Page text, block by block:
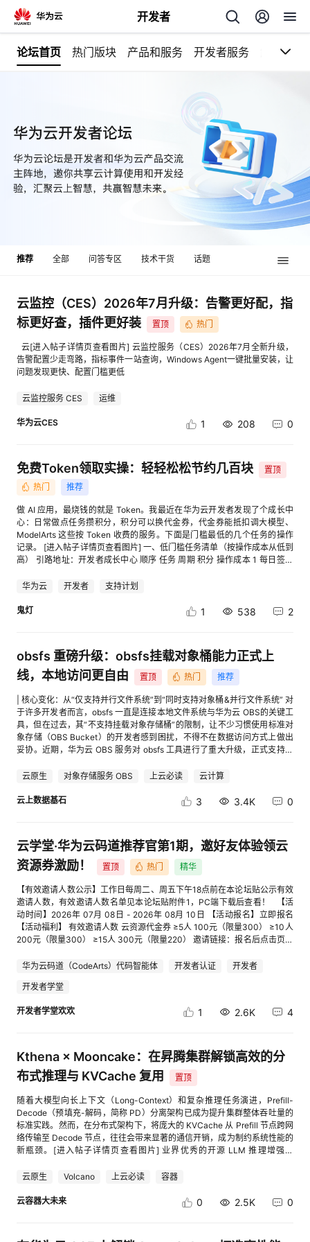
开发者
返
回
个
开
发
我
的
客
我
论
的
子
我
直
的
我
的
发
者
学
堂
我
的
课
程
我
的
认
证
我
的
实
验
我
的
收
藏
我
Programs
的
支
持
我
的
技
术
支
持
我
的
云
声
建
议
论坛首页 热门版块 产品和服务 开发者服务 解决方案
推荐 全部 问答专区 技术干货 话题
云监控（CES）2026年7月升级：告警更好配，指
标更好查，插件更好装
置顶 热门
云[进入帖子详情页查看图片] 云监控服务（CES）2026年7月全新升级，
告警配置少走弯路，指标事件一站查询，Windows Agent一键批量安装，让
问题发现更快、配置门槛更低
云监控服务 CES 运维
华为云CES 1 208 0
免费Token领取实操：轻轻松松节约几百块
置顶
热门
推荐
做 AI 应用，最烧钱的就是 Token。我最近在华为云开发者发现了个成长中
心：日常做点任务攒积分，积分可以换代金券，代金券能抵扣调大模型、
ModelArts 这些按 Token 收费的服务。下面是门槛最低的几个任务的操作
记录。 [进入帖子详情页查看图片] 一、低门槛任务清单（按操作成本从低到
高） 引路地址：开发者成长中心 顺序 任务 周期 积分 操作成本 1 每日签到
金券必要条件 3 首次开通华为云码道 CodeArts 一次性 +50 低，点开通 4
写篇博客 6 参加开发者活动 每周 +10 低，报名 7 体验开发者空间 每周 +20
长中心 STEP 1 实名认证 +50 点击 去完成 根据页面要求完成实名认证 [进入
帖子详情页查看图片] STEP 2 连续签到，每天签到 +10 成长中心右上角 签
到 [进入帖子详情页查看图片] STEP 3 首次开通码道，用智能问答对话一下
+80 首次开通，点击 去完成 [进入帖子详情页查看图片] 开通后 打开码道 右
下角对话框进行对话 [进入帖子详情页查看图片] STEP 4 发一篇博客 +60 点
击 写博客 发表 STEP 5 报名一个开发者活动 +10、开发者空间来个丝滑小
连招+100 开发者活动：选个感兴趣的活动 报个名 开发者空间小连招：①
进入页面 ② 创建云开发环境 ③ 点 开机 [进入帖子详情页查看图片] [进入
帖子详情页查看图片] STEP 6 攒够分，换代金券 去成长中心页面下方 进行
接发到 账号 里 根据自己的需要抵扣调用大模型的费用账单，或者买Token
面几个任务做一遍立马能兑20元 连续完成8天：能兑100元 按月做完，可薅
华为云 开发者 支持计划
鬼灯 1 538 2
obsfs 重磅升级：obsfs挂载对象桶能力正式上
线，本地访问更自由
置顶 热门 推荐
| 核心变化：从“仅支持并行文件系统”到“同时支持对象桶&并行文件系统” 对
于许多开发者而言，obsfs 一直是连接本地文件系统与华为云 OBS的关键工
具，但在过去，其“不支持挂载对象存储桶”的限制，让不少习惯使用标准对
象存储（OBS Bucket）的开发者感到困扰，不得不在数据访问方式上做出
妥协。近期，华为云 OBS 服务对 obsfs 工具进行了重大升级，正式支持将
像访问本地目录一样，直接操作对象存储桶中的海量数据，为 AI 训练、大
盖更广的使用场景：你可以直接对项目中已有的、正在使用的对象桶进行操
象存储。 | obsfs 对象桶挂载：能解决什么问题？ 简单来说，obsfs 是一款
基于 FUSE 的文件系统工具，它的核心价值在于零代码改造。无论是日志收
集脚本、数据处理任务，还是传统的 Web 应用，都无需修改任何文件读写
逻辑，就能将数据持久化到 OBS。 新能力带来的典型适用场景包括： 日
志、归档数据的自动上传：将本地日志目录挂载为 OBS 桶，新产生的日志
文件自动进入云存储。 数据分析与处理的输入输出：在 Spark、Hadoop 等
计算任务中，直接将 OBS 作为数据源和结果存储池。 遗留系统的存储云
化：对于难以改造的老旧应用，通过挂载方式无缝将数据迁移至 OBS。 不
过需要了解的是，由于对象桶本身的对象语义限制（不支持追加写、随机
象覆盖旧对象”的适配行为。因此，它更适用于顺序读写的场景，而非高并
快速体验这个新能力？以下是将一个 OBS 对象桶挂载到本地的具体操作步
考官网： 方式一：下载并安装obsfs 方式二：通过编译生成obsfs 2. 初始化
式： ./obsfs obs桶名 本地挂载目录 -o url=区域终端节点地址 -o
passwd_file=密钥文件路径 -o bucket_type=object -o multipart_size=128
-o 其他挂载参数 假设你有一个名为 my-obs-bucket 的 OBS 对象桶，想挂
载到本地 /mnt/obs 目录。执行以下命令即可： ./obsfs my-obs-bucket
/mnt/obs -o url=obs.cn-south-1.myhuaweicloud.com -o
passwd_file=/etc/passwd-obsfs -o bucket_type=object 注意这里的关键
变化：-o bucket_type=object 参数，用于显式声明挂载的是对象桶。这是
使用新能力时必须指定的参数，用以区分以往的并行文件系统挂载。 挂载成
功后，执行 df -h 就能看到你的对象桶已作为一个文件系统挂载在本地。之
接口读写数据，都会直接映射到 OBS 桶中。 | 核心设计解析：对象桶挂载
使用它，避免踩坑。 1. 回写模式与数据持久性 对象桶挂载采用回写模式。
云原生 对象存储服务 OBS 上云必读 云计算
云上数据基石 3 3.4K 0
云学堂·华为云码道推荐官第1期，邀好友体验领云
资源券激励！
置顶 热门 精华
【有效邀请人数公示】工作日每周二、周五下午18点前在本论坛贴公示有效
邀请人数，有效邀请人数名单见本论坛贴附件1，PC端下载后查看！ 【活
动时间】2026年 07月 08日 - 2026年 08月 10日 【活动报名】立即报名
【活动福利】 有效邀请人数 云资源代金券 ≥5人 100元（限量300） ≥10人
200元（限量300） ≥15人 300元（限量220） 邀请链接：报名后点击页面
享有礼→③一键开通华为云码道→④下载安装并体验华为云码道产品（需
习进度100%或通过华为云码道微认证并获取证书） 被邀请人参与流程：①
安装并体验华为云码道产品（需Tokens消耗＞0）或完成华为云码道微认证
均可参加；活动有效邀请成功后，邀请人可获得相应奖励。 2、邀请人需满
足以下全部条件，完成有效邀请任务后才可以获得对应激励： （1） 登录活
动页面且“活动报名”成功，点击页面“分享有礼”生成专属邀请链接或二维
码，成为邀请人；分享邀请二维码/链接给好友，被邀请好友通过专属链接完
成报名。 （2）一键开通华为云码道，下载安装并体验华为云码道产品（需
Tokens消耗＞0）或完成华为云码道微认证任意一个任务（认证对应课程学
习进度100%或通过华为云码道微认证并获取证书） 3、被邀请人需在活动
期间内满足以下全部条件，才被记录为1个【有效邀请】： （1）通过好友专
属链接报名成功后，点击活动页面上一键开通华为云码道（被邀请人必须是
效邀请，每个华为云账号仅可被有效邀请一次。 （2）被邀请人需要首次开
成华为云码道微认证任意一个任务（认证对应课程学习进度100%或通过华
被邀请人及邀请人同时还可在开发者成长中心领取更多积分兑换更多激励。
华为云码道（CodeArts）代码智能体 开发者认证
开发者
开发者学堂
开发者学堂欢欢 1 2.6K 4
Kthena × Mooncake：在昇腾集群解锁高效的分
布式推理与 KVCache 复用
置顶
随着大模型向长上下文（Long-Context）和复杂推理任务演进，Prefill-
Decode（预填充-解码，简称 PD）分离架构已成为提升集群整体吞吐量的
标准实践。然而，在分布式架构下，将庞大的 KVCache 从 Prefill 节点跨网
络传输至 Decode 节点，往往会带来显著的通信开销，成为制约系统性能的
新瓶颈。[进入帖子详情页查看图片] 业界优秀的开源 LLM 推理增强系
效解决了这一难题。作为一款云原生环境下的分布式推理负载编排引擎，
部署，并深度针对华为昇腾（Ascend）NPU 集群进行了硬件级优化。 ▍解
Mooncake 后，系统具备了以下关键能力： 全局 KVCache 池化：将集群
云原生 Volcano 上云必读 容器
云容器大未来 0 2.5K 0